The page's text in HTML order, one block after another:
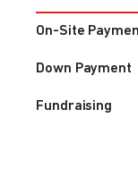
On-Site
Down Payment
Fundraising